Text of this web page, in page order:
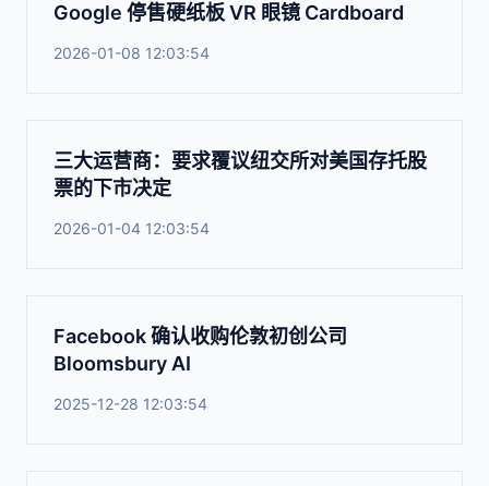
Google 停售硬纸板 VR 眼镜 Cardboard
2026-01-08 12:03:54
三大运营商：要求覆议纽交所对美国存托股
票的下市决定
2026-01-04 12:03:54
Facebook 确认收购伦敦初创公司
Bloomsbury AI
2025-12-28 12:03:54